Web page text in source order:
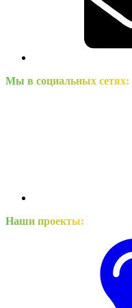
Мы в социальных сетях:
Наши проекты: